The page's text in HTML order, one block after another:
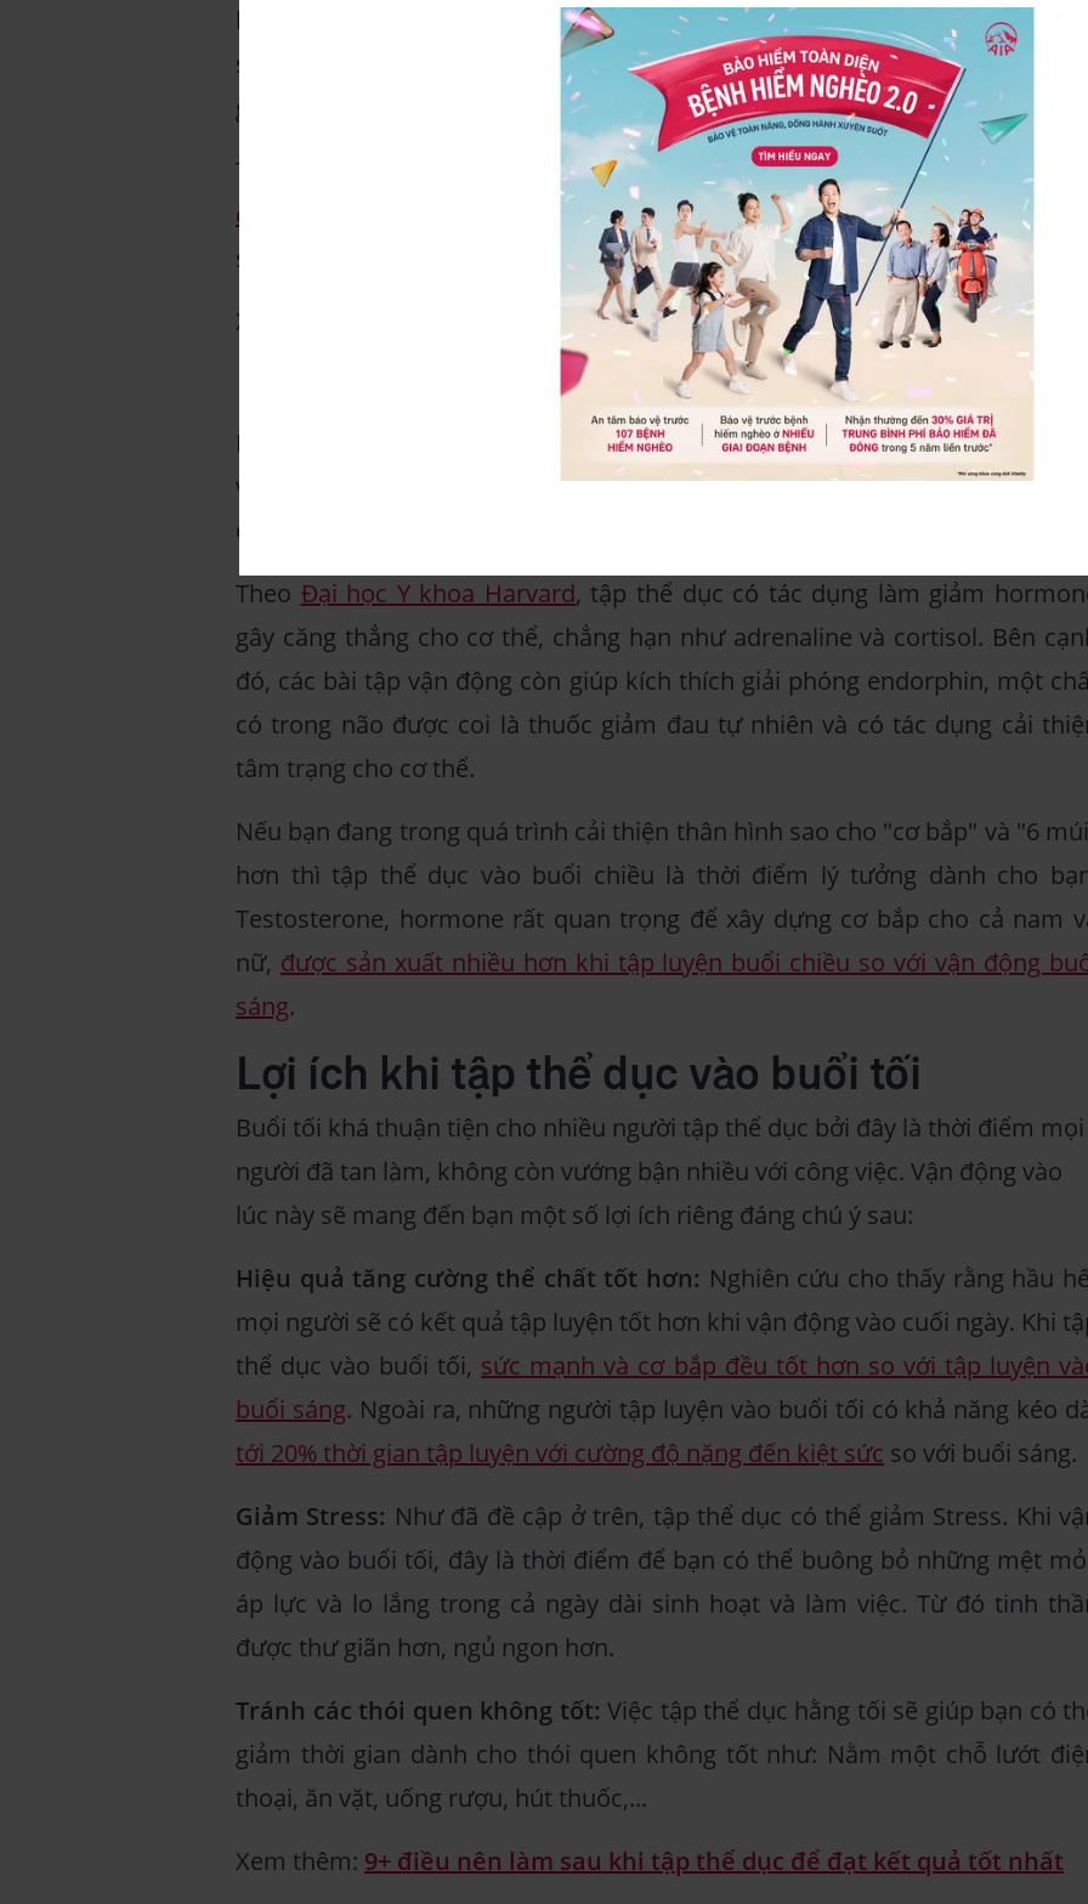
bằng cách đẩy giờ giấc sinh hoạt của bạn lên sớm hơn. Điều này sẽ khiến bạn
sẽ tỉnh táo hơn vào buổi sáng và cảm thấy buồn ngủ sớm hơn vào buổi tối,
giúp bạn có thói quen ngủ và thức dậy đúng giờ hơn.
Tập luyện thể dục buổi sáng còn là liệu pháp tuyệt vời
giúp giảm Stress hiệu
quả
, chúng giúp bạn có thể cải thiện tâm trạng và hứng thú làm việc trong
suốt cả ngày.
Xem thêm:
Nên tập thể dục mấy ngày một tuần để giảm cân, tăng cơ?
Lợi ích khi tập thể dục vào buổi chiều
Nếu như tập thể dục buổi sáng giúp bạn có thể giảm cân thì việc thực hiện
vài động tác vận động vào buổi chiều sẽ giúp bạn tránh được tình trạng uể
oải, giảm hiệu suất làm việc sau bữa trưa:
Theo Đại học Y khoa Harvard, tập thể dục có tác dụng làm giảm
gây căng thẳng cho cơ thể, chẳng hạn như adrenaline và cortisol. Bên
đó, các bài tập vận động còn giúp kích thích giải phóng endorphin, một
có trong não được coi là thuốc giảm đau tự nhiên và có tác dụng cải
tâm trạng cho cơ thể.
Nếu bạn đang trong quá trình cải thiện thân hình sao cho "cơ bắp" và "6
hơn thì tập thể dục vào buổi chiều là thời điểm lý tưởng dành cho
Testosterone, hormone rất quan trọng để xây dựng cơ bắp cho cả nam
nữ, được sản xuất nhiều hơn khi tập luyện buổi chiều so với vận động
sáng.
Lợi ích khi tập thể dục vào buổi tối
Buổi tối khá thuận tiện cho nhiều người tập thể dục bởi đây là thời điểm mọi
người đã tan làm, không còn vướng bận nhiều với công việc. Vận động vào
lúc này sẽ mang đến bạn một số lợi ích riêng đáng chú ý sau:
Hiệu quả tăng cường thể chất tốt hơn: Nghiên cứu cho thấy rằng hầu
mọi người sẽ có kết quả tập luyện tốt hơn khi vận động vào cuối ngày. Khi
thể dục vào buổi tối, sức mạnh và cơ bắp đều tốt hơn so với tập luyện
buổi sáng. Ngoài ra, những người tập luyện vào buổi tối có khả năng kéo
tới 20% thời gian tập luyện với cường độ nặng đến kiệt sức so với buổi sáng.
Giảm Stress: Như đã đề cập ở trên, tập thể dục có thể giảm Stress. Khi
động vào buổi tối, đây là thời điểm để bạn có thể buông bỏ những mệt
áp lực và lo lắng trong cả ngày dài sinh hoạt và làm việc. Từ đó tinh
được thư giãn hơn, ngủ ngon hơn.
Tránh các thói quen không tốt: Việc tập thể dục hằng tối sẽ giúp bạn có
giảm thời gian dành cho thói quen không tốt như: Nằm một chỗ lướt
thoại, ăn vặt, uống rượu, hút thuốc,...
Xem thêm: 9+ điều nên làm sau khi tập thể dục để đạt kết quả tốt nhất